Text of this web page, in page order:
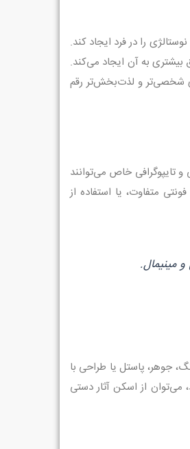
را در فرد ایجاد کند.
به آن ایجاد می‌کند.
شخصی‌تر و لذت‌بخش‌تر رقم
خاص می‌توانند
متفاوت، یا استفاده از
جوهر، پاستل یا طراحی با
از اسکن آثار دستی